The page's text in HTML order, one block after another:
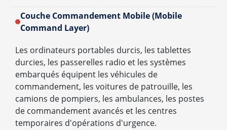
Couche Commandement Mobile (Mobile
Command Layer)
Les ordinateurs portables durcis, les tablettes
durcies, les passerelles radio et les systèmes
embarqués équipent les véhicules de
commandement, les voitures de patrouille, les
camions de pompiers, les ambulances, les postes
de commandement avancés et les centres
temporaires d'opérations d'urgence.